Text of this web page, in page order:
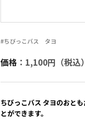
#ちびっこバス タヨ
価格 ：1,100円（税込）
ちびっこバス タヨのおと
とができます。